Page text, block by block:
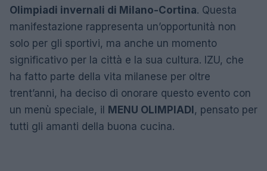
Olimpiadi invernali di Milano-Cortina. Questa
manifestazione rappresenta un’opportunità non
solo per gli sportivi, ma anche un momento
significativo per la città e la sua cultura. IZU, che
ha fatto parte della vita milanese per oltre
trent’anni, ha deciso di onorare questo evento con
un menù speciale, il MENU OLIMPIADI, pensato per
tutti gli amanti della buona cucina.